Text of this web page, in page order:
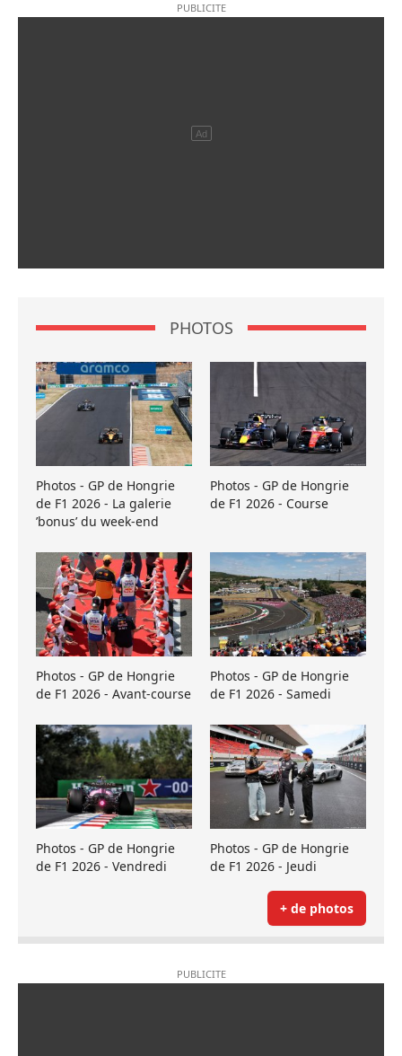
PHOTOS
Photos - GP de Hongrie
de F1 2026 - La galerie
’bonus’ du week-end
Photos - GP de Hongrie
de F1 2026 - Course
Photos - GP de Hongrie
de F1 2026 - Avant-course
Photos - GP de Hongrie
de F1 2026 - Samedi
Photos - GP de Hongrie
de F1 2026 - Vendredi
Photos - GP de Hongrie
de F1 2026 - Jeudi
+ de photos